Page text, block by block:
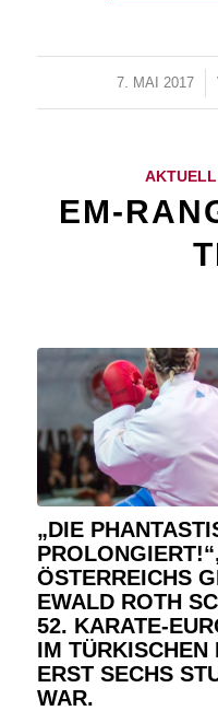
7. MAI 2017
/
AKTUELL
EM-
„DIE
ÖSTERREICHS
EWALD ROTH
52. KARATE-
IM
ERST SECHS
WAR.